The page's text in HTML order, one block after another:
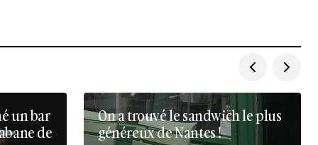
un bar
de
On a trouvé le sandwich le plus
généreux de Nantes !